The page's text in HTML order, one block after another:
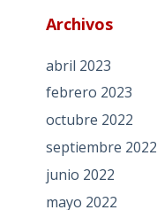
Archivos
abril 2023
febrero 2023
octubre 2022
septiembre 2022
junio 2022
mayo 2022